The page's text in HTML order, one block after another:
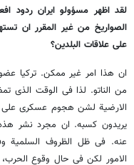
لقد اظهر مسؤولو ایران ردود
الصواریخ من غیر المقرر ان
على علاقات البلدین؟
ان هذا امر غیر ممکن. ترکیا
من الناتو. لذا فی الوقت الذی
الارضیة لشن هجوم عسکری على
یریدون کسبه. ان مجرد نشر هذه
عنه. فی ظل الظروف السلمیة
الامور لکن فی حال وقوع الحرب،